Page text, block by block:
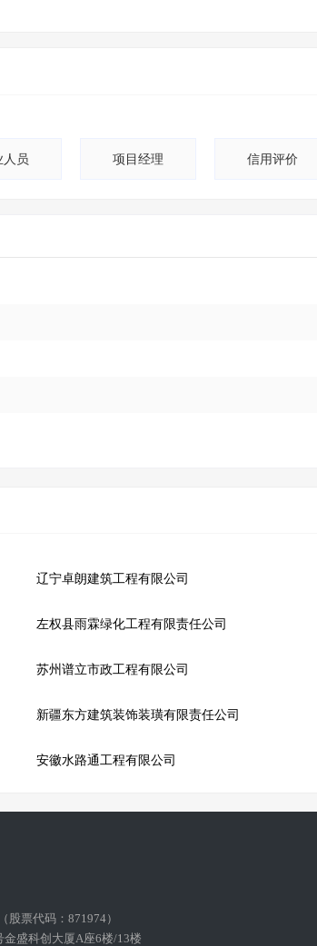
人员 项目经理 信用评价
辽宁卓朗建筑工程有限公司
左权县雨霖绿化工程有限责任公司
苏州谱立市政工程有限公司
新疆东方建筑装饰装璜有限责任公司
安徽水路通工程有限公司
票代码：871974）
盛科创大厦A座6楼/13楼